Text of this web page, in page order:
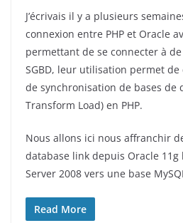
J’écrivais il y a plusieurs
connexion entre PHP et Oracle
permettant de se connecter à
SGBD, leur utilisation permet
de synchronisation de bases de
Transform Load) en PHP.
Nous allons ici nous affranchir
database link depuis Oracle
Server 2008 vers une base
Read More